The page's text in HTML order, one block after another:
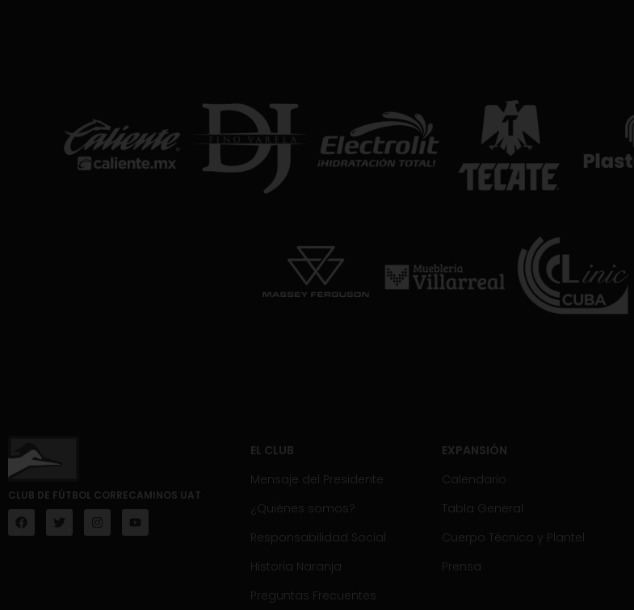
CLUB DE FÚTBOL CORRECAMINOS UAT
EL CLUB
Mensaje del Presidente
¿Quiénes somos?
Responsabilidad Social
Historia Naranja
Preguntas Frecuentes
EXPANSIÓN
Calendario
Tabla General
Cuerpo Técnico y Plantel
Prensa